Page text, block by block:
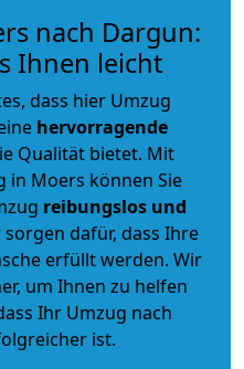
nach Dargun:
Ihnen leicht
dass hier Umzug
hervorragende
Qualität bietet. Mit
Moers können Sie
reibungslos und
dafür, dass Ihre
erfüllt werden. Wir
um Ihnen zu helfen
Ihr Umzug nach
ist.